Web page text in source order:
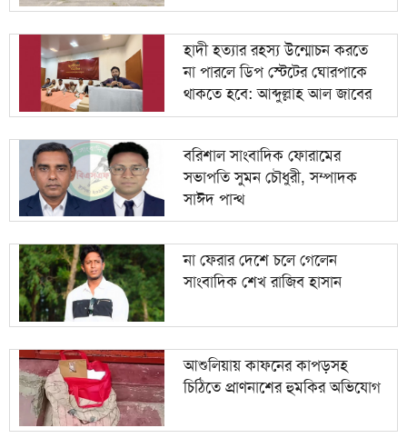
হাদী হত্যার রহস্য উন্মোচন করতে
না পারলে ডিপ স্টেটের ঘোরপাকে
থাকতে হবে: আব্দুল্লাহ আল জাবের
বরিশাল সাংবাদিক ফোরামের
সভাপতি সুমন চৌধুরী, সম্পাদক
সাঈদ পান্থ
না ফেরার দেশে চলে গেলেন
সাংবাদিক শেখ রাজিব হাসান
আশুলিয়ায় কাফনের কাপড়সহ
চিঠিতে প্রাণনাশের হুমকির অভিযোগ